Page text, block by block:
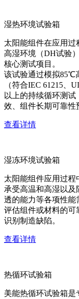
湿热环境试验箱
太阳能组件在应用
高湿环境（DH试验
核心测试项目。
该试验通过模拟85℃
（符合IEC 61215、
以上的持续循环测
效、组件长期可靠性
查看详情
湿冻环境试验箱
太阳能组件应用过
承受高温和高湿以
透的能力等各项性能
评估组件或材料的可
识别制造缺陷。
查看详情
热循环试验箱
美能热循环试验箱是